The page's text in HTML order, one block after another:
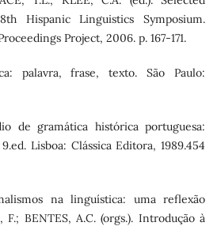
Hispanic Linguistics Symposium.
Project, 2006. p. 167-171.
palavra, frase, texto. São Paulo:
de gramática histórica portuguesa:
Lisboa: Clássica Editora, 1989.454
na linguística: uma reflexão
BENTES, A.C. (orgs.). Introdução à